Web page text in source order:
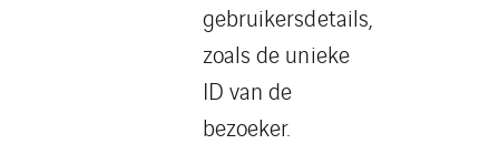
gebruikersdetails,
zoals de unieke
ID van de
bezoeker.